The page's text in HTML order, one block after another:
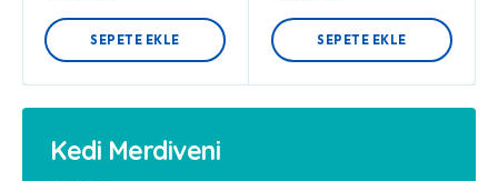
SEPETE EKLE SEPETE EKLE
Kedi Merdiveni